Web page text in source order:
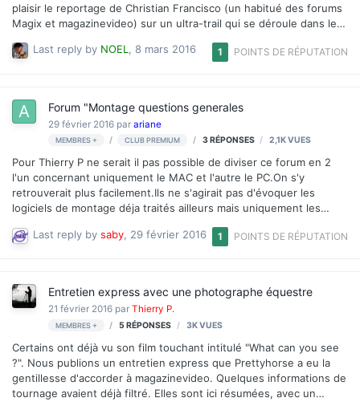
plaisir le reportage de Christian Francisco (un habitué des forums
Magix et magazinevideo) sur un ultra-trail qui se déroule dans le
Last reply by NOEL, 8 mars 2016 1 POINTS DE RÉPUTATION
Forum "Montage questions generales
29 février 2016 par ariane
MEMBRES + CLUB PREMIUM 3RÉPONSES 2,1KVUES
Pour Thierry P ne serait il pas possible de diviser ce forum en 2
l'un concernant uniquement le MAC et l'autre le PC.On s'y
retrouverait plus facilement.Ils ne s'agirait pas d'évoquer les
logiciels de montage déja traités ailleurs mais uniquement les
Cordialement.
Last reply by saby, 29 février 2016 1 POINTS DE RÉPUTATION
Entretien express avec une photographe équestre
21 février 2016 par Thierry P.
MEMBRES + 5RÉPONSES 3KVUES
Certains ont déjà vu son film touchant intitulé "What can you see
?". Nous publions un entretien express que Prettyhorse a eu la
gentillesse d'accorder à magazinevideo. Quelques informations de
tournage avaient déjà filtré. Elles sont ici résumées, avec un